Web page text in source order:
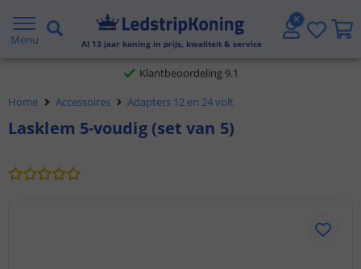
Menu Al 13 jaar koning in prijs, kwaliteit & service
Gratis verzending vanaf € 20,- NL en BE
Klantbeoordeling 9.1
Voor 23:45 uur besteld,morgen in huis
Home Accessoires Adapters 12 en 24 volt
Lasklem 5-voudig (set van 5)